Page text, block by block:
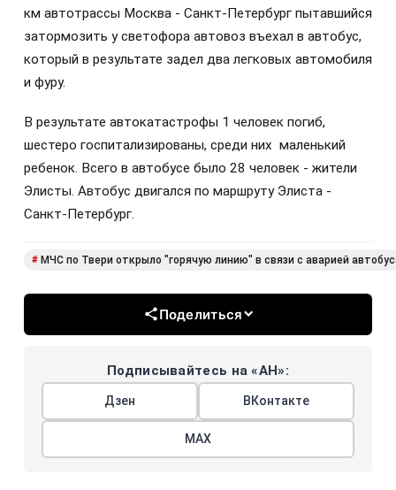
км автотрассы Москва - Санкт-Петербург пытавшийся
затормозить у светофора автовоз въехал в автобус,
который в результате задел два легковых автомобиля
и фуру.
В результате автокатастрофы 1 человек погиб,
шестеро госпитализированы, среди них маленький
ребенок. Всего в автобусе было 28 человек - жители
Элисты. Автобус двигался по маршруту Элиста -
Санкт-Петербург.
# МЧС по Твери открыло "горячую линию" в связи с аварией
Поделиться
Подписывайтесь на «АН»:
Дзен ВКонтакте
МАХ